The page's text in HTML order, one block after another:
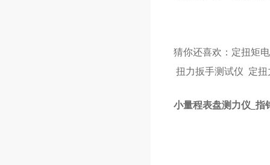
猜你还喜欢： 定扭矩
扭力扳手测试仪 定扭
小量程表盘测力仪_指